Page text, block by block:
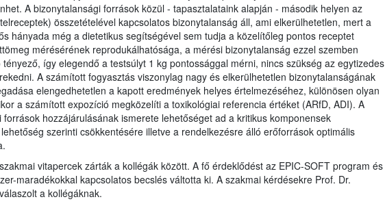
A bizonytalansági források közül - tapasztalataink alapján - második helyen az
összetételével kapcsolatos bizonytalanság áll, ami elkerülhetetlen, mert a
hányada még a dietetikus segítségével sem tudja a közelítőleg pontos receptet
mérésérének reprodukálhatósága, a mérési bizonytalanság ezzel szemben
így elegendő a testsúlyt 1 kg pontossággal mérni, nincs szükség az egytizedes
A számított fogyasztás viszonylag nagy és elkerülhetetlen bizonytalanságának
elengedhetetlen a kapott eredmények helyes értelmezéséhez, különösen olyan
a számított expozíció megközelíti a toxikológiai referencia értéket (ARfD, ADI). A
források hozzájárulásának ismerete lehetőséget ad a kritikus komponensek
szerinti csökkentésére illetve a rendelkezésre álló erőforrások optimális
vitapercek zárták a kollégák között. A fő érdeklődést az EPIC-SOFT program és
maradékokkal kapcsolatos becslés váltotta ki. A szakmai kérdésekre Prof. Dr.
a kollégáknak.